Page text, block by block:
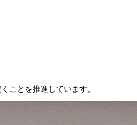
ことを推進しています。